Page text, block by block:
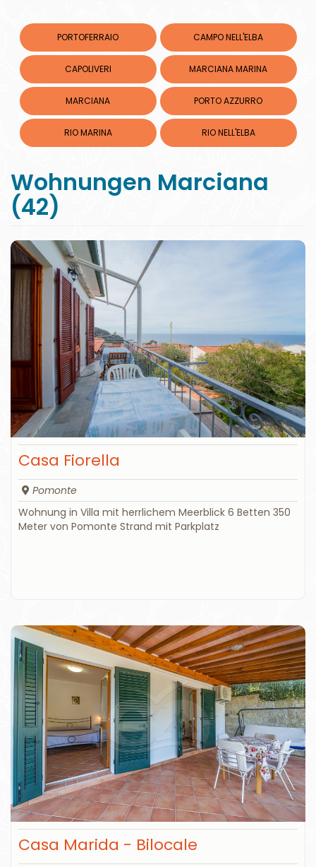
PORTOFERRAIO CAMPO NELL'ELBA
CAPOLIVERI MARCIANA MARINA
MARCIANA PORTO AZZURRO
RIO MARINA RIO NELL'ELBA
Wohnungen Marciana
(42)
Casa Fiorella
Pomonte
Wohnung in Villa mit herrlichem Meerblick 6 Betten 350
Meter von Pomonte Strand mit Parkplatz
Casa Marida - Bilocale